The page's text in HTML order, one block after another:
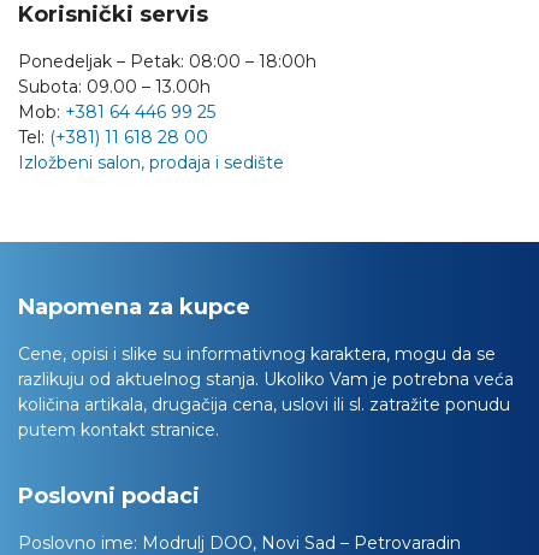
Korisnički servis
Ponedeljak – Petak: 08:00 – 18:00h
Subota: 09.00 – 13.00h
Mob: +381 64 446 99 25
Tel: (+381) 11 618 28 00
Izložbeni salon, prodaja i sedište
Napomena za kupce
Cene, opisi i slike su informativnog karaktera, mogu da se
razlikuju od aktuelnog stanja. Ukoliko Vam je potrebna veća
količina artikala, drugačija cena, uslovi ili sl. zatražite ponudu
putem kontakt stranice.
Poslovni podaci
Poslovno ime: Modrulj DOO, Novi Sad – Petrovaradin